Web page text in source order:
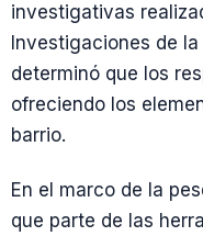
investigativas
Investigaciones de la
determinó que los
ofreciendo los
barrio.
En el marco de la
que parte de las